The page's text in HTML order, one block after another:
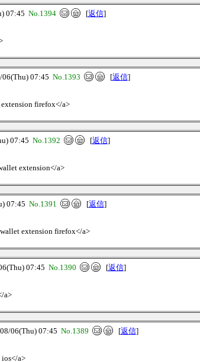
07:45 No.1394 [返信]
07:45 No.1393 [返信]
firefox</a>
07:45 No.1392 [返信]
extension</a>
07:45 No.1391 [返信]
extension firefox</a>
07:45 No.1390 [返信]
a>
06(Thu) 07:45 No.1389 [返信]
a>